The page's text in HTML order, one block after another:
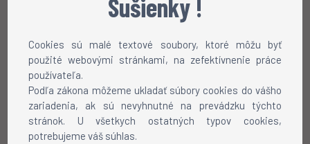
Sušienky !
Cookies sú malé textové soubory, ktoré môžu byť
použité webovými stránkami, na zefektívnenie práce
používateľa.
Podľa zákona môžeme ukladať súbory cookies do vášho
zariadenia, ak sú nevyhnutné na prevádzku týchto
stránok. U všetkych ostatných typov cookies,
potrebujeme váš súhlas.